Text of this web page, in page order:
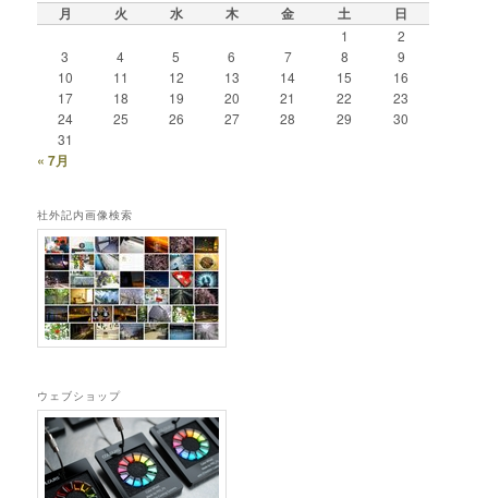
月 火 水 木 金 土 日
1
2
3
4 5 6 7 8
9
10
11 12 13 14 15
16
17
18 19 20 21 22
23
24
25 26 27 28 29
30
31
« 7月
社外記内画像検索
ウェブショップ